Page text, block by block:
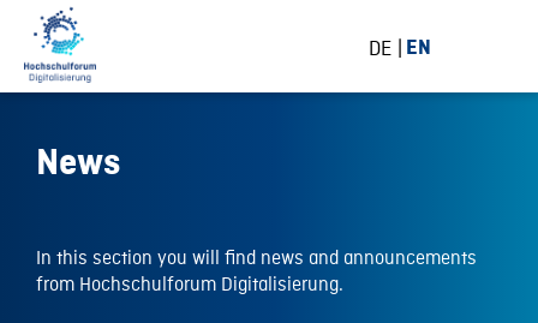
DE EN
News
In this section you will find news and announcements
from Hochschulforum Digitalisierung.